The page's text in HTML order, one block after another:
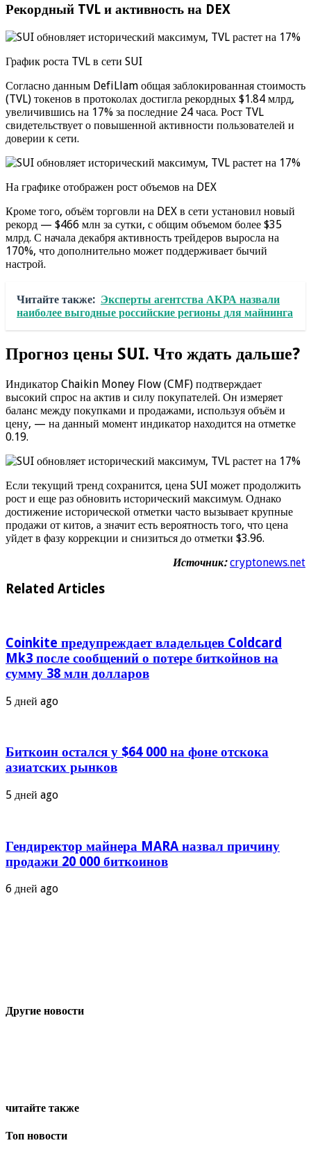
Рекордный TVL и активность на DEX
График роста TVL в сети SUI
Согласно данным DefiLlam общая заблокированная стоимость
(TVL) токенов в протоколах достигла рекордных $1.84 млрд,
увеличившись на 17% за последние 24 часа. Рост TVL
свидетельствует о повышенной активности пользователей и
доверии к сети.
На графике отображен рост объемов на DEX
Кроме того, объём торговли на DEX в сети установил новый
рекорд — $466 млн за сутки, с общим объемом более $35
млрд. С начала декабря активность трейдеров выросла на
170%, что дополнительно может поддерживает бычий
настрой.
Читайте также: Эксперты агентства АКРА назвали
наиболее выгодные российские регионы для майнинга
Прогноз цены SUI. Что ждать дальше?
Индикатор Chaikin Money Flow (CMF) подтверждает
высокий спрос на актив и силу покупателей. Он измеряет
баланс между покупками и продажами, используя объём и
цену, — на данный момент индикатор находится на отметке
0.19.
Если текущий тренд сохранится, цена SUI может продолжить
рост и еще раз обновить исторический максимум. Однако
достижение исторической отметки часто вызывает крупные
продажи от китов, а значит есть вероятность того, что цена
уйдет в фазу коррекции и снизиться до отметки $3.96.
Источник: cryptonews.net
Related Articles
Coinkite предупреждает владельцев Coldcard
Mk3 после сообщений о потере биткойнов на
сумму 38 млн долларов
5 дней ago
Биткоин остался у $64 000 на фоне отскока
азиатских рынков
5 дней ago
Гендиректор майнера MARA назвал причину
продажи 20 000 биткоинов
6 дней ago
Другие новости
читайте также
Топ новости